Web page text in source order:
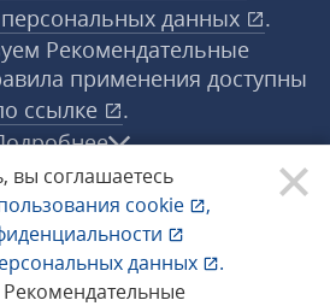
вы соглашаетесь
cookie
,
данных
.
данных
.
Рекомендательные
применения доступны
ссылке
.
®. Все права
защищены.